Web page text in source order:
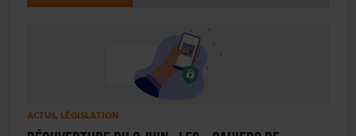
ACTUS, LÉGISLATION